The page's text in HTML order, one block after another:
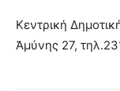
Κεντρική
Ἀμύνης 27, τηλ.